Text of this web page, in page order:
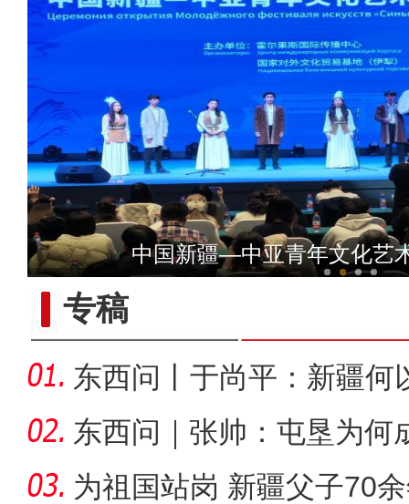
侨乡故事 | 艾斯提拉：把新
中国新疆—中亚青年文化艺
托什干河湿地河道蜿蜒
专稿
东西问丨于尚平：新疆何
局？
东西问｜张帅：屯垦为何
千年良
为祖国站岗 新疆父子70